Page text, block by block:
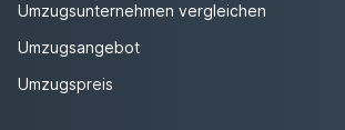
Umzugsunternehmen vergleichen
Umzugsangebot
Umzugspreis